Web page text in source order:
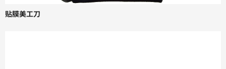
贴膜美工刀